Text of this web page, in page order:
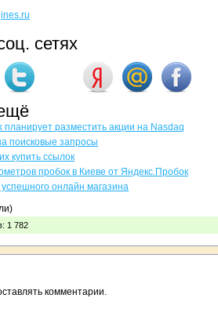
сетях
планирует разместить акции на Nasdaq
поисковые запросы
купить ссылок
пробок в Киеве от Яндекс.Пробок
онлайн магазина
1 782
комментарии.